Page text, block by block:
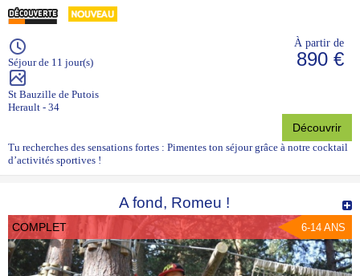
Séjour de 11 jour(s)
St Bauzille de Putois
Herault - 34
À partir de
890 €
Découvrir
Tu recherches des sensations fortes : Pimentes ton séjour grâce à notre cocktail
d’activités sportives !
A fond, Romeu !
COMPLET 6-14 ANS